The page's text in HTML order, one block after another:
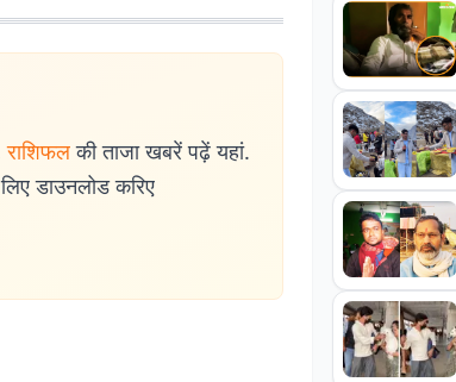
राशिफल की ताजा खबरें पढ़ें यहां.
डाउनलोड करिए